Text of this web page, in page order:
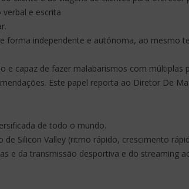
verbal e escrita
forma independente e autónoma, ao
e capaz de fazer malabarismos com
Este papel reporta ao Diretor De
de todo o mundo.
de Silicon Valley (ritmo rápido, crescimento
e da transmissão desportiva e do streaming